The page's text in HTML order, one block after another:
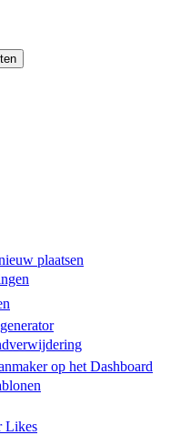
plaatsen
op het Dashboard
Likes